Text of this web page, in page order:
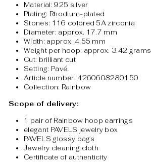
Material: 925 silver
Plating: Rhodium-plated
Stones: 116 colored 5A zirconia
Diameter: approx. 17.7 mm
Width: approx. 4.55 mm
Weight per hoop: approx. 3.42 grams
Cut: brilliant cut
Setting: Pavé
Article number: 4260608280150
Collection: Rainbow
Scope of delivery:
1 pair of Rainbow hoop earrings
elegant PAVELS jewelry box
PAVELS glossy bags
Jewelry cleaning cloth
Certificate of authenticity